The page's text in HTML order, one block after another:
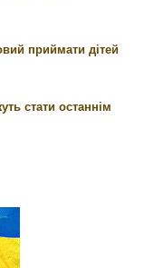
приймати дітей
стати останнім